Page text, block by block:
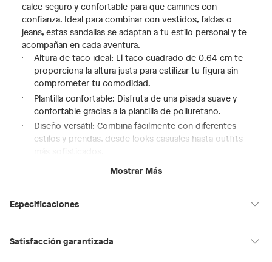
calce seguro y confortable para que camines con
confianza. Ideal para combinar con vestidos, faldas o
jeans, estas sandalias se adaptan a tu estilo personal y te
acompañan en cada aventura.
Altura de taco ideal: El taco cuadrado de 0.64 cm te
proporciona la altura justa para estilizar tu figura sin
comprometer tu comodidad.
Plantilla confortable: Disfruta de una pisada suave y
confortable gracias a la plantilla de poliuretano.
Diseño versátil: Combina fácilmente con diferentes
estilos y prendas, desde looks casuales hasta outfits
Estilo y comodidad: Luce a la moda sin renunciar al
perfecto y evita deslizamientos.
Mostrar Más
Especificaciones
Hecho en
Satisfacción garantizada